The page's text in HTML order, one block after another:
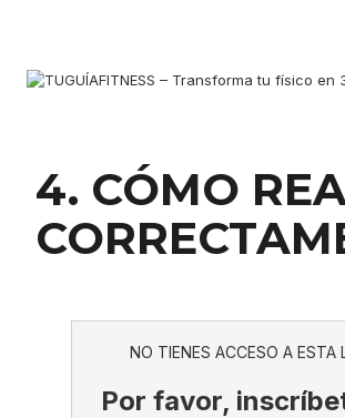
4. CÓMO
NO TIENES ACCESO A ESTA
Por favor,
AnteriorSiguiente